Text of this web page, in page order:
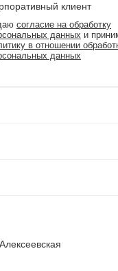
клиент
согласие на обработку
данных и
в отношении
данных